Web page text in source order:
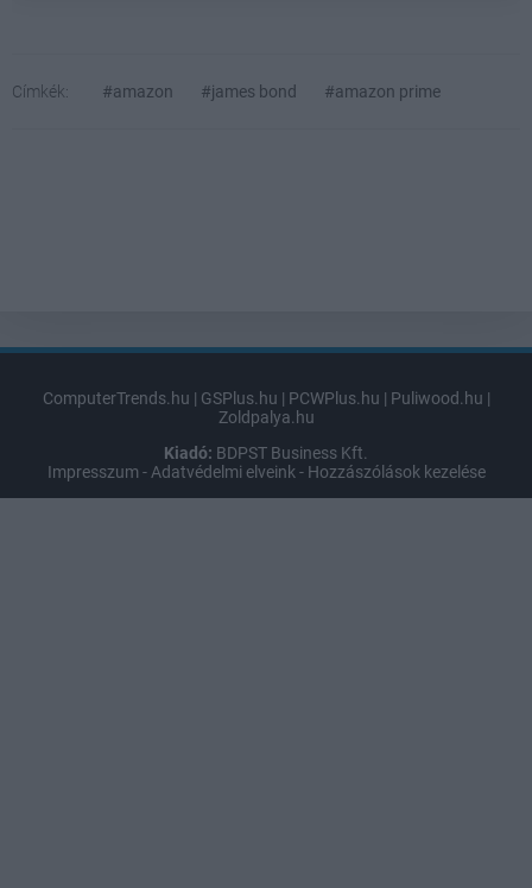
Címkék: #amazon #james bond #amazon prime
ComputerTrends.hu | GSPlus.hu | PCWPlus.hu | Puliwood.hu |
Zoldpalya.hu
Kiadó: BDPST Business Kft.
Impresszum - Adatvédelmi elveink - Hozzászólások kezelése